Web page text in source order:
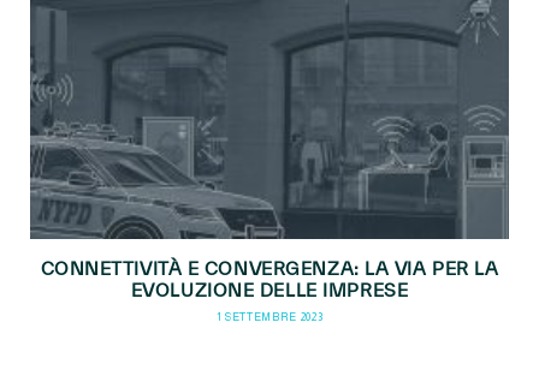
CONNETTIVITÀ E CONVERGENZA: LA VIA PER LA
EVOLUZIONE DELLE IMPRESE
1 SETTEMBRE 2023